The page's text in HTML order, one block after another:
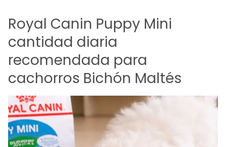
Royal Canin Puppy Mini
cantidad diaria
recomendada para
cachorros Bichón Maltés